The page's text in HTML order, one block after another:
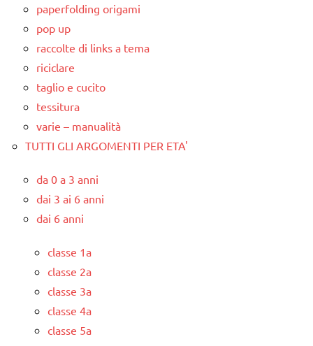
paperfolding origami
pop up
raccolte di links a tema
riciclare
taglio e cucito
tessitura
varie – manualità
TUTTI GLI ARGOMENTI PER ETA'
da 0 a 3 anni
dai 3 ai 6 anni
dai 6 anni
classe 1a
classe 2a
classe 3a
classe 4a
classe 5a